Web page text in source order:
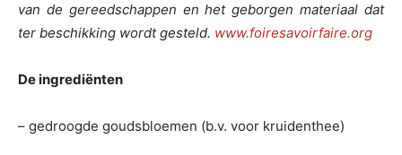
van de gereedschappen en het geborgen materiaal dat
ter beschikking wordt gesteld. www.foiresavoirfaire.org
De ingrediënten
– gedroogde goudsbloemen (b.v. voor kruidenthee)